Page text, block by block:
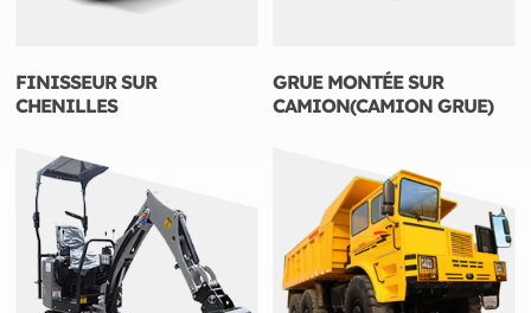
FINISSEUR SUR
CHENILLES
GRUE MONTÉE SUR
CAMION(CAMION GRUE)